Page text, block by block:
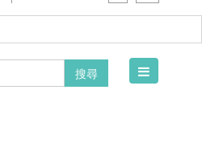
搜尋
Toggle